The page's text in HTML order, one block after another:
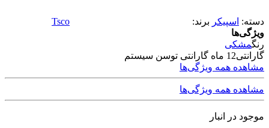
دسته: اسپیکر برند:
Tsco
ویژگی‌ها
رنگمشکی
گارانتی12 ماه گارانتی توسن سیستم
مشاهده همه ویژگی‌ها
مشاهده همه ویژگی‌ها
موجود در انبار